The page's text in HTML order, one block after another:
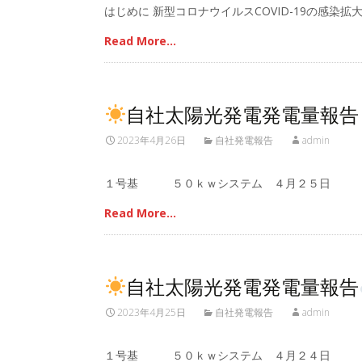
はじめに 新型コロナウイルスCOVID-19の感染拡
Read More…
自社太陽光発電発電量報告
2023年4月26日 自社発電報告 admin
１号基 ５０ｋｗシステム ４月２５日
Read More…
自社太陽光発電発電量報告
2023年4月25日 自社発電報告 admin
１号基 ５０ｋｗシステム ４月２４日